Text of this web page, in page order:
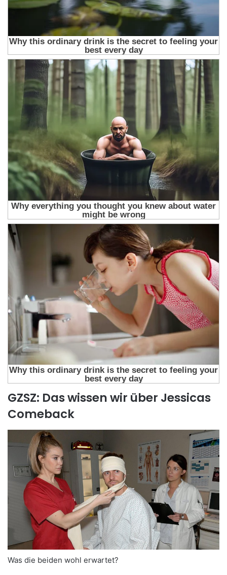
GZSZ: Das wissen wir über Jessicas
Comeback
Was die beiden wohl erwartet?